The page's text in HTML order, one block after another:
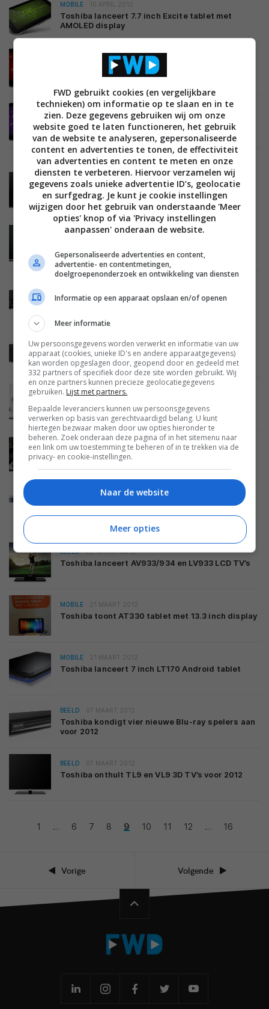
MOBILE 10 APRIL 2012
Toshiba lanceert 7.7 inch Excite tablet met
AMOLED display
10 APRIL 2012
Toshiba lanceert 10.1 inch Excite tablet met
quad-core processor
MOBILE
Toshiba lanceert 13.3 inch Excite Android 4.0
tablet
BEELD 22 MAART 2012
Toshiba 55ZL2DG bril-vrije Quad HD 3D TV eind
deze maand te koop
BEELD 22 MAART 2012
Toshiba lanceert BDX4350KE 3D Blu-ray speler
22 MAART 2012
Toshiba komt met BDX1300KE en BDX2300KE
Blu-ray spelers
BEELD 22 MAART 2012
Toshiba lanceert TL933 serie 3D LCD TV’s
BEELD 22 MAART 2012
Toshiba introduceert EH933/934 en HL933
BEELD 22 MAART 2012
Toshiba lanceert AV933/934 en LV933 LCD TV’s
MOBILE 21 MAART 2012
Toshiba toont AT330 tablet met 13.3 inch display
MOBILE 21 MAART 2012
Toshiba lanceert 7 inch LT170 Android tablet
BEELD 07 MAART 2012
Toshiba kondigt vier nieuwe Blu-ray spelers aan
voor 2012
BEELD 07 MAART 2012
Toshiba onthult TL9 en VL9 3D TV’s voor 2012
1 … 6 7 8 9 10 11 12 … 16
Vorige Volgende
FWD gebruikt cookies (en vergelijkbare
technieken) om informatie op te slaan en in te
zien. Deze gegevens gebruiken wij om onze
website goed te laten functioneren, het gebruik
van de website te analyseren, gepersonaliseerde
content en advertenties te tonen, de effectiviteit
van advertenties en content te meten en onze
diensten te verbeteren. Hiervoor verzamelen wij
gegevens zoals unieke advertentie ID’s, geolocatie
en surfgedrag. Je kunt je cookie instellingen
wijzigen door het gebruik van onderstaande 'Meer
opties' knop of via 'Privacy instellingen
aanpassen' onderaan de website.
Gepersonaliseerde advertenties en content,
advertentie- en contentmetingen,
doelgroepenonderzoek en ontwikkeling van diensten
Informatie op een apparaat opslaan en/of openen
Meer informatie
Uw persoonsgegevens worden verwerkt en informatie van uw
apparaat (cookies, unieke ID's en andere apparaatgegevens)
kan worden opgeslagen door, geopend door en gedeeld met
332 partners of specifiek door deze site worden gebruikt. Wij
en onze partners kunnen precieze geolocatiegegevens
gebruiken. Lijst met partners.
Bepaalde leveranciers kunnen uw persoonsgegevens
verwerken op basis van gerechtvaardigd belang. U kunt
hiertegen bezwaar maken door uw opties hieronder te
beheren. Zoek onderaan deze pagina of in het sitemenu naar
een link om uw toestemming te beheren of in te trekken via de
privacy- en cookie-instellingen.
Naar de website
Meer opties